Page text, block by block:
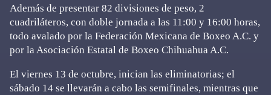
Además de presentar 82 divisiones de peso, 2
cuadriláteros, con doble jornada a las 11:00 y 16:00 horas,
todo avalado por la Federación Mexicana de Boxeo A.C. y
por la Asociación Estatal de Boxeo Chihuahua A.C.
El viernes 13 de octubre, inician las eliminatorias; el
sábado 14 se llevarán a cabo las semifinales, mientras que